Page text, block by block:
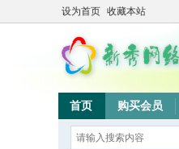
设为首页 收藏本站
首页 购买会员